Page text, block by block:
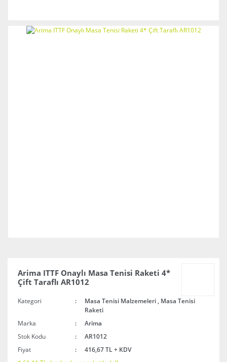
Arima ITTF Onaylı Masa Tenisi Raketi 4*
Çift Taraflı AR1012
Kategori Masa Tenisi Malzemeleri, Masa Tenisi
Raketi
Marka
Arima
Stok Kodu
AR1012
Fiyat
416,67 TL + KDV